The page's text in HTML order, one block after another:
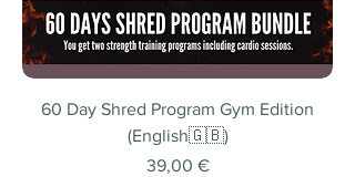
60 Day Shred Program Gym Edition
(English🇬🇧)
Pris
39,00 €